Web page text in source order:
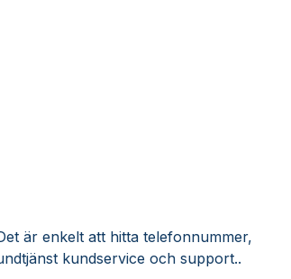
är enkelt att hitta telefonnummer,
kundservice och support..